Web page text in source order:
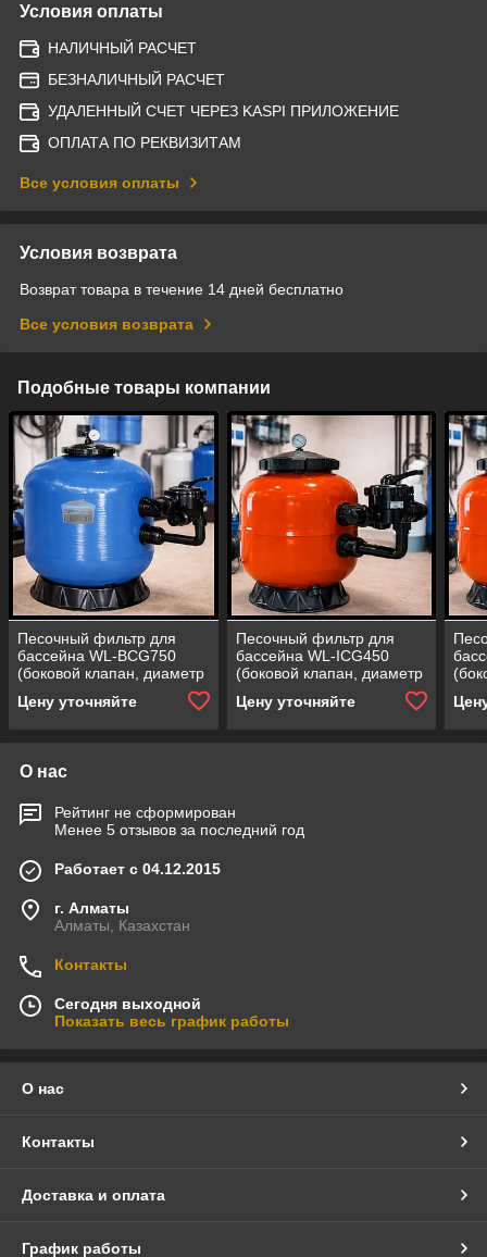
Условия оплаты
НАЛИЧНЫЙ РАСЧЕТ
БЕЗНАЛИЧНЫЙ РАСЧЕТ
УДАЛЕННЫЙ СЧЕТ ЧЕРЕЗ KASPI ПРИЛОЖЕНИЕ
ОПЛАТА ПО РЕКВИЗИТАМ
Все условия оплаты
Условия возврата
Возврат товара в течение 14 дней бесплатно
Все условия возврата
Подобные товары компании
Песочный фильтр для
бассейна WL-BCG750
(боковой клапан, диаметр
производительность = 22
Цену уточняйте
Песочный фильтр для
бассейна WL-ICG450
(боковой клапан, диаметр
производительность = 8
Цену уточняйте
О нас
Рейтинг не сформирован
Менее 5 отзывов за последний год
Работает с 04.12.2015
г. Алматы
Алматы, Казахстан
Контакты
Сегодня выходной
Показать весь график работы
О нас
Контакты
Доставка и оплата
График работы